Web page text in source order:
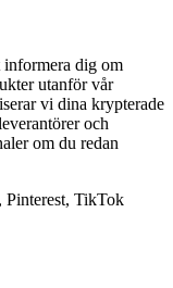
dig om
utanför vår
vi dina krypterade
och
om du redan
TikTok